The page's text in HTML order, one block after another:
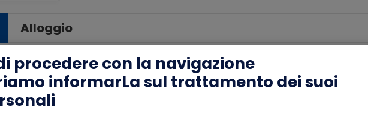
Alloggio
procedere con la navigazione
informarLa sul trattamento dei suoi